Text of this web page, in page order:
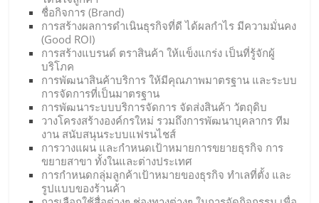
ชื่อกิจการ (Brand)
การสร้างผลการดำเนินธุรกิจที่ดี ได้ผลกำไร มีความมั่นคง
(Good ROI)
การสร้างแบรนด์ ตราสินค้า ให้แข็งแกร่ง เป็นที่รู้จักผู้
บริโภค
การพัฒนาสินค้าบริการ ให้มีคุณภาพมาตรฐาน และระบบ
การจัดการที่เป็นมาตรฐาน
การพัฒนาระบบบริการจัดการ จัดส่งสินค้า วัตถุดิบ
วางโครงสร้างองค์กรใหม่ รวมถึงการพัฒนาบุคลากร ทีม
งาน สนับสนุนระบบแฟรนไชส์
การวางแผน และกำหนดเป้าหมายการขยายธุรกิจ การ
ขยายสาขา ทั้งในและต่างประเทศ
การกำหนดกลุ่มลูกค้าเป้าหมายของธุรกิจ ทำเลที่ตั้ง และ
รูปแบบของร้านค้า